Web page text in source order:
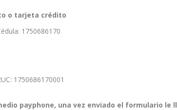
o tarjeta crédito
1750686170
1750686170001
payphone, una vez enviado el formulario le